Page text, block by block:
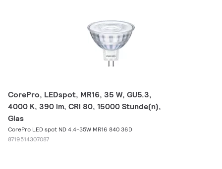
CorePro, LEDspot, MR16, 35 W, GU5.3,
4000 K, 390 lm, CRI 80, 15000 Stunde(n),
Glas
CorePro LED spot ND 4.4-35W MR16 840 36D
8719514307087